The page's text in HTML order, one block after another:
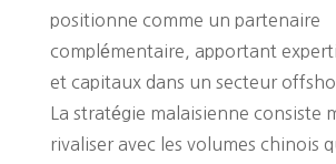
positionne comme un partenaire
complémentaire, apportant
et capitaux dans un secteur
La stratégie malaisienne consiste
rivaliser avec les volumes chinois